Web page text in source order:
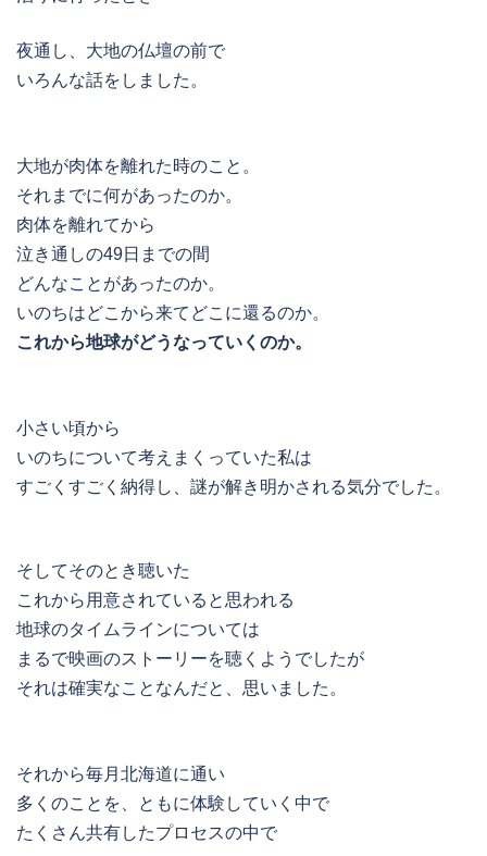
夜通し、大地の仏壇の前で
いろんな話をしました。
大地が肉体を離れた時のこと。
それまでに何があったのか。
肉体を離れてから
泣き通しの49日までの間
どんなことがあったのか。
いのちはどこから来てどこに還るのか。
これから地球がどうなっていくのか。
小さい頃から
いのちについて考えまくっていた私は
すごくすごく納得し、謎が解き明かされる気分でした。
そしてそのとき聴いた
これから用意されていると思われる
地球のタイムラインについては
まるで映画のストーリーを聴くようでしたが
それは確実なことなんだと、思いました。
それから毎月北海道に通い
多くのことを、ともに体験していく中で
たくさん共有したプロセスの中で